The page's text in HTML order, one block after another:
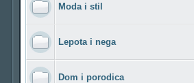
Moda i stil
Lepota i nega
Dom i porodica